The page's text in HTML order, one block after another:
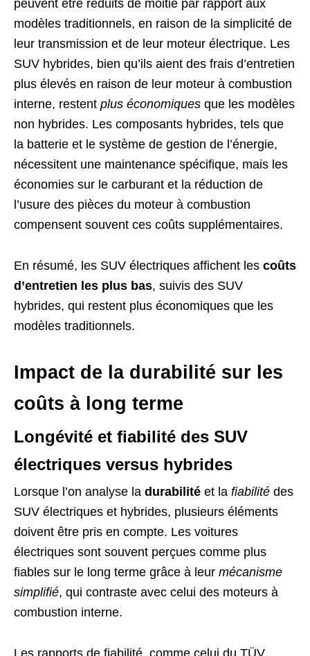
peuvent être réduits de moitié par rapport aux
modèles traditionnels, en raison de la simplicité de
leur transmission et de leur moteur électrique. Les
SUV hybrides, bien qu’ils aient des frais d’entretien
plus élevés en raison de leur moteur à combustion
interne, restent plus économiques que les modèles
non hybrides. Les composants hybrides, tels que
la batterie et le système de gestion de l’énergie,
nécessitent une maintenance spécifique, mais les
économies sur le carburant et la réduction de
l’usure des pièces du moteur à combustion
compensent souvent ces coûts supplémentaires.
En résumé, les SUV électriques affichent les coûts
d’entretien les plus bas, suivis des SUV
hybrides, qui restent plus économiques que les
modèles traditionnels.
Impact de la durabilité sur les
coûts à long terme
Longévité et fiabilité des SUV
électriques versus hybrides
Lorsque l’on analyse la durabilité et la fiabilité des
SUV électriques et hybrides, plusieurs éléments
doivent être pris en compte. Les voitures
électriques sont souvent perçues comme plus
fiables sur le long terme grâce à leur mécanisme
simplifié, qui contraste avec celui des moteurs à
combustion interne.
Les rapports de fiabilité, comme celui du TÜV